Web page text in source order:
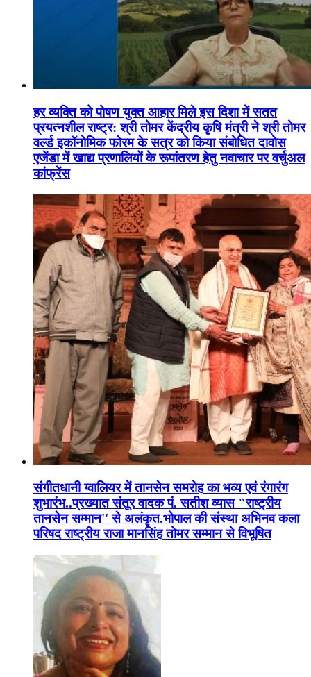
हर व्यक्ति को पोषण युक्त आहार मिले इस दिशा में सतत
प्रयत्नशील राष्ट्र: श्री तोमर केंद्रीय कृषि मंत्री ने श्री तोमर
वर्ल्ड इकॉनोमिक फोरम के सत्र को किया संबोधित दावोस
एजेंडा में खाद्य प्रणालियों के रूपांतरण हेतु नवाचार पर वर्चुअल
कांफ्रेंस
संगीतधानी ग्वालियर में तानसेन समरोह का भव्य एवं रंगारंग
शुभारंभ..प्रख्यात संतूर वादक पं. सतीश व्यास "राष्ट्रीय
तानसेन सम्मान'' से अलंकृत.भोपाल की संस्था अभिनव कला
परिषद राष्ट्रीय राजा मानसिंह तोमर सम्मान से विभूषित